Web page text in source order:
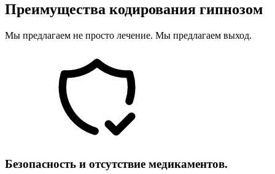
Преимущества кодирования гипнозом
Мы предлагаем не просто лечение. Мы предлагаем выход.
Безопасность и отсутствие медикаментов.